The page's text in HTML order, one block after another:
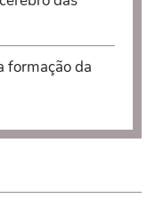
formação da